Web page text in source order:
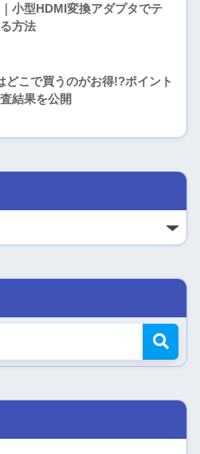
小型HDMI変換アダプタでテ
方法
どこで買うのがお得!?ポイント
結果を公開